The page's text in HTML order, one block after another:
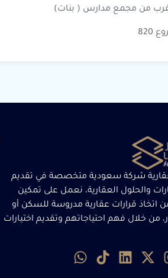
من مجمع مدارس ( بنات)
820
شركة سعودية متخصصة في تقديم
والحلول العقارية، نعمل على تمكين
اتخاذ قرارات عقارية مدروسة للسكن أو
من خلال فهم احتياجاتهم وتقديم اختيارات